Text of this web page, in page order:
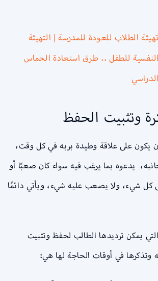
تهيئة الطلاب للعودة للمدرسة | التهيئة
النفسية للطفل .. طرق استعادة الحماس
الدراسي
وتثبيت الحفظ
يكون على علاقة وطيدة بربه في كل وقت،
يدعوه بما يرغب فيه سواء كان صعبًا أو
كل شيء، ولا يصعب عليه شيء، ويأتي دائمًا
يمكن ترديدها الطالب لحفظ وتثبيت
وتذكرها في أوقات الحاجة لها هي: